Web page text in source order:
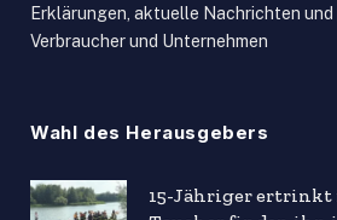
Erklärungen, aktuelle Nachrichten
Verbraucher und Unternehmen
Wahl des Herausgebers
15-Jähriger ertrinkt